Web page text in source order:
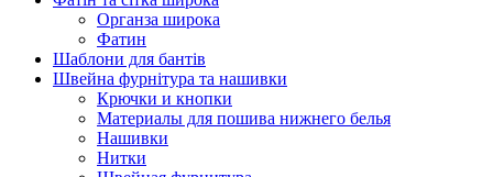
Органза широка
Фатин
Шаблони для бантів
Швейна фурнітура та нашивки
Крючки и кнопки
Материалы для пошива нижнего белья
Нашивки
Нитки